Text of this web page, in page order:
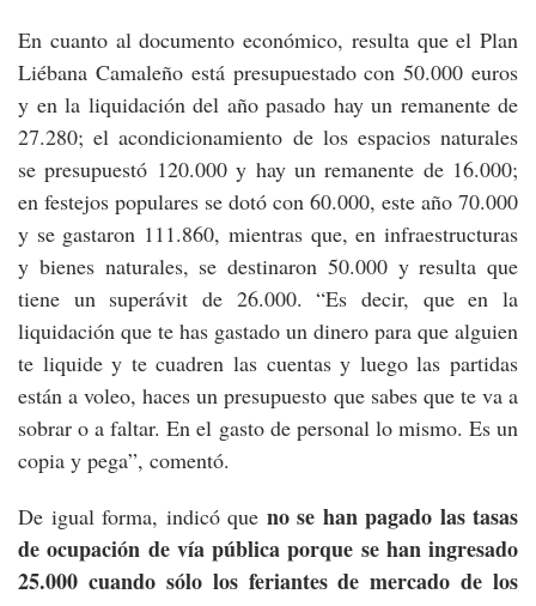
En cuanto al documento económico, resulta que el Plan
Liébana Camaleño está presupuestado con 50.000 euros
y en la liquidación del año pasado hay un remanente de
27.280; el acondicionamiento de los espacios naturales
se presupuestó 120.000 y hay un remanente de 16.000;
en festejos populares se dotó con 60.000, este año 70.000
y se gastaron 111.860, mientras que, en infraestructuras
y bienes naturales, se destinaron 50.000 y resulta que
tiene un superávit de 26.000. “Es decir, que en la
liquidación que te has gastado un dinero para que alguien
te liquide y te cuadren las cuentas y luego las partidas
están a voleo, haces un presupuesto que sabes que te va a
sobrar o a faltar. En el gasto de personal lo mismo. Es un
copia y pega”, comentó.
De igual forma, indicó que no se han pagado las tasas
de ocupación de vía pública porque se han ingresado
25.000 cuando sólo los feriantes de mercado de los